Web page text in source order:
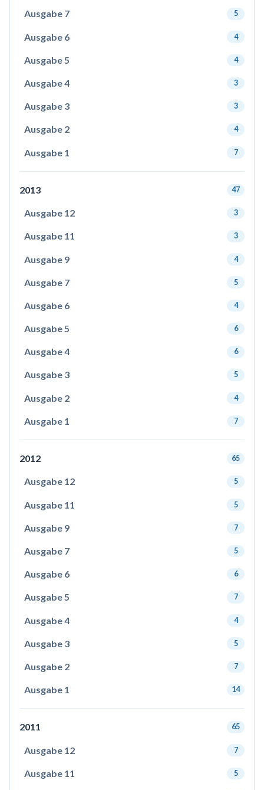
Ausgabe 7 5
Ausgabe 6 4
Ausgabe 5 4
Ausgabe 4 3
Ausgabe 3 3
Ausgabe 2 4
Ausgabe 1 7
2013 47
Ausgabe 12 3
Ausgabe 11 3
Ausgabe 9 4
Ausgabe 7 5
Ausgabe 6 4
Ausgabe 5 6
Ausgabe 4 6
Ausgabe 3 5
Ausgabe 2 4
Ausgabe 1 7
2012 65
Ausgabe 12 5
Ausgabe 11 5
Ausgabe 9 7
Ausgabe 7 5
Ausgabe 6 6
Ausgabe 5 7
Ausgabe 4 4
Ausgabe 3 5
Ausgabe 2 7
Ausgabe 1 14
2011 65
Ausgabe 12 7
Ausgabe 11 5